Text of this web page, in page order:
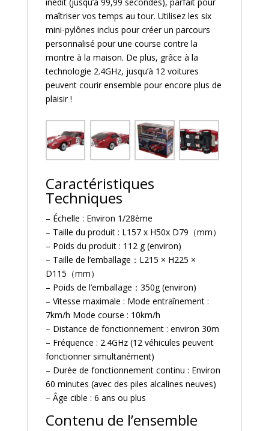
inédit (jusqu’à 99,99 secondes), parfait pour
maîtriser vos temps au tour. Utilisez les six
mini-pylônes inclus pour créer un parcours
personnalisé pour une course contre la
montre à la maison. De plus, grâce à la
technologie 2.4GHz, jusqu’à 12 voitures
peuvent courir ensemble pour encore plus de
plaisir !
Caractéristiques
Techniques
– Échelle : Environ 1/28ème
– Taille du produit : L157 x H50x D79（mm）
– Poids du produit : 112 g (environ)
– Taille de l’emballage：L215 × H225 ×
D115（mm）
– Poids de l’emballage：350g (environ)
– Vitesse maximale : Mode entraînement :
7km/h Mode course : 10km/h
– Distance de fonctionnement : environ 30m
– Fréquence : 2.4GHz (12 véhicules peuvent
fonctionner simultanément)
– Durée de fonctionnement continu : Environ
60 minutes (avec des piles alcalines neuves)
– Âge cible : 6 ans ou plus
Contenu de l’ensemble